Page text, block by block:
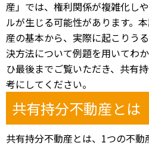
産」では、権利関係が複雑化し
ルが生じる可能性があります。
産の基本から、実際に起こりう
決方法について例題を用いてわ
ひ最後までご覧いただき、共有
考にしてください。
共有持分不動産とは
共有持分不動産とは、1つの不